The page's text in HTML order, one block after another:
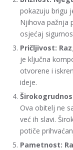
pokazuju brigu
Njihova pažnja
osjećaj
Pričljivost:
je ključna
otvorene i
ideje.
Ova obitelj ne
već ih slavi.
potiče
Pametnost: